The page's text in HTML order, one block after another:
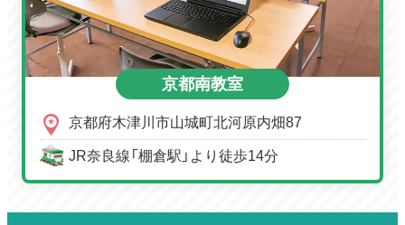
京都南教室
京都府木津川市山城町北河原内畑87
JR奈良線「棚倉駅」より徒歩14分